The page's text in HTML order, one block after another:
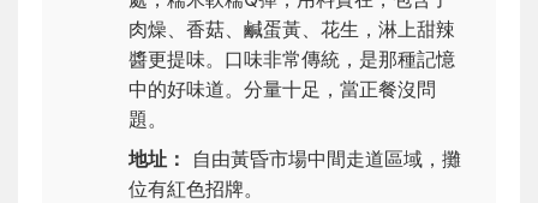
肉燥、香菇、鹹蛋黃、花生，淋上甜辣
醬更提味。口味非常傳統，是那種記憶
中的好味道。分量十足，當正餐沒問
題。
地址：
自由黃昏市場中間走道區域，攤
位有紅色招牌。